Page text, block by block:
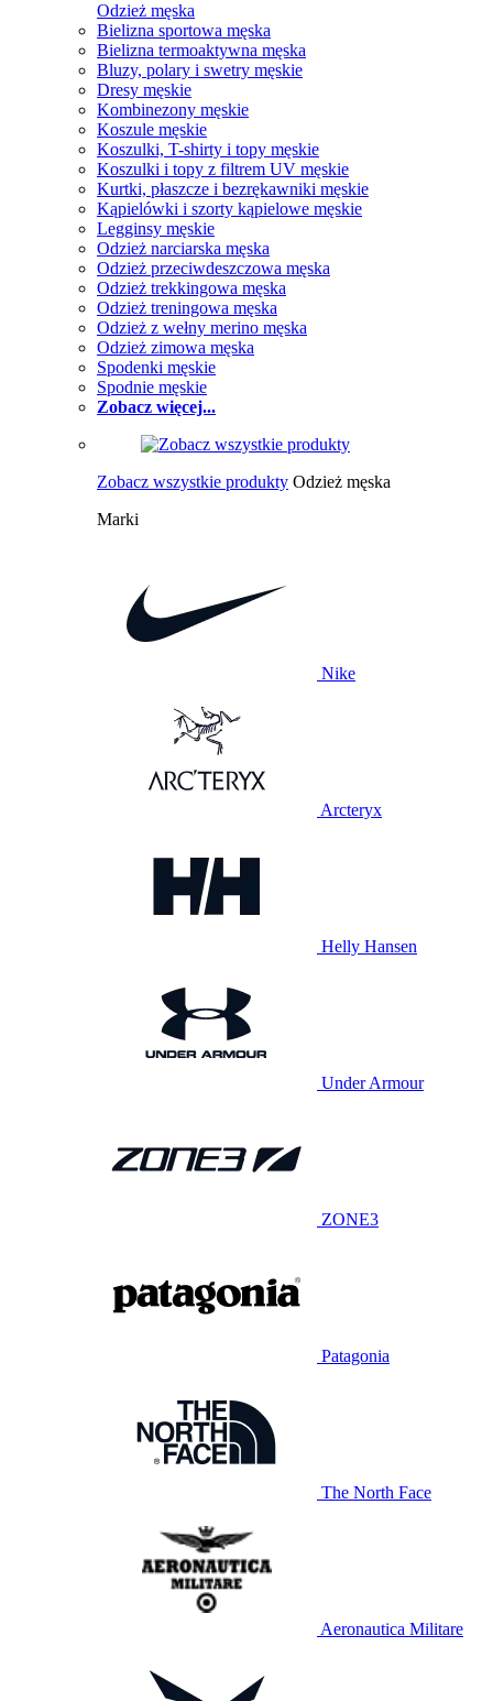
Odzież męska
Bielizna sportowa męska
Bielizna termoaktywna męska
Bluzy, polary i swetry męskie
Dresy męskie
Kombinezony męskie
Koszule męskie
Koszulki, T-shirty i topy męskie
Koszulki i topy z filtrem UV męskie
Kurtki, płaszcze i bezrękawniki męskie
Kąpielówki i szorty kąpielowe męskie
Legginsy męskie
Odzież narciarska męska
Odzież przeciwdeszczowa męska
Odzież trekkingowa męska
Odzież treningowa męska
Odzież z wełny merino męska
Odzież zimowa męska
Spodenki męskie
Spodnie męskie
Zobacz więcej...
Zobacz wszystkie produkty Odzież męska
Marki
Nike
Arcteryx
Helly Hansen
Under Armour
ZONE3
Patagonia
The North Face
Aeronautica Militare